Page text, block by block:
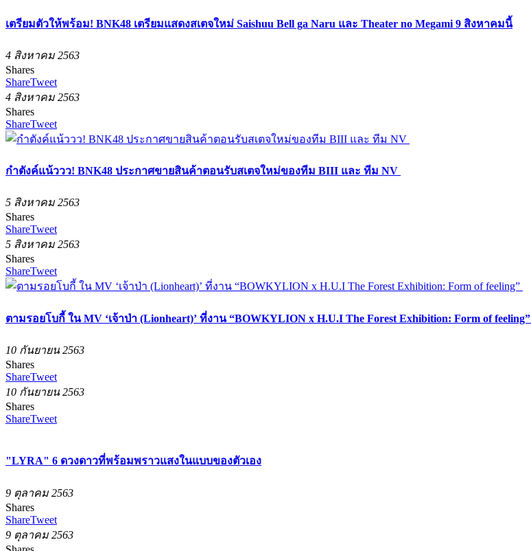
เตรียมตัวให้พร้อม! BNK48 เตรียมแสดงสเตจใหม่ Saishuu Bell ga Naru และ Theater no Megami 9 สิงหาคมนี้
4 สิงหาคม 2563
Shares
ShareTweet
4 สิงหาคม 2563
Shares
ShareTweet
กำตังค์แน้ววว! BNK48 ประกาศขายสินค้าตอนรับสเตจใหม่ของทีม BIII และ ทีม NV
5 สิงหาคม 2563
Shares
ShareTweet
5 สิงหาคม 2563
Shares
ShareTweet
ตามรอยโบกี้ ใน MV ‘เจ้าป่า (Lionheart)’ ที่งาน “BOWKYLION x H.U.I The Forest Exhibition: Form of feeling”
10 กันยายน 2563
Shares
ShareTweet
10 กันยายน 2563
Shares
ShareTweet
"LYRA" 6 ดวงดาวที่พร้อมพราวแสงในแบบของตัวเอง
9 ตุลาคม 2563
Shares
ShareTweet
9 ตุลาคม 2563